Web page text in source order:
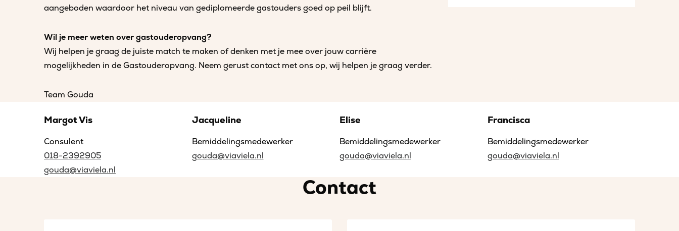
aangeboden waardoor het niveau van gediplomeerde gastouders goed op peil blijft.
Wil je meer weten over gastouderopvang?
Wij helpen je graag de juiste match te maken of denken met je mee over jouw carrière
mogelijkheden in de Gastouderopvang. Neem gerust contact met ons op, wij helpen je graag verder.
Team Gouda
Margot Vis
Consulent
018-2392905
gouda@viaviela.nl
Jacqueline
Bemiddelingsmedewerker
gouda@viaviela.nl
Elise
Bemiddelingsmedewerker
gouda@viaviela.nl
Francisca
Bemiddelingsmedewerker
gouda@viaviela.nl
Contact